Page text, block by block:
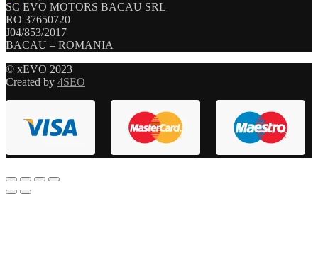
SC EVO MOTORS BACAU SRL
RO 37650720
J04/853/2017
BACAU – ROMANIA
© xEVO 2023
Created by 4SEO